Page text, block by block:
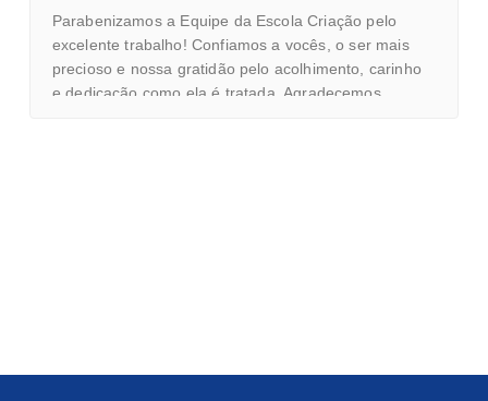
Parabenizamos a Equipe da Escola Criação pelo
excelente trabalho! Confiamos a vocês, o ser mais
precioso e nossa gratidão pelo acolhimento, carinho
e dedicação como ela é tratada. Agradecemos